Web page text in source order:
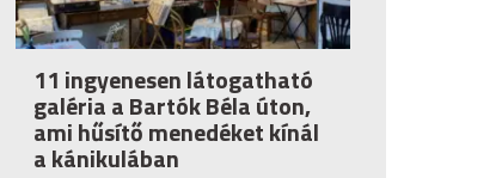
11 ingyenesen látogatható
galéria a Bartók Béla úton,
ami hűsítő menedéket kínál
a kánikulában